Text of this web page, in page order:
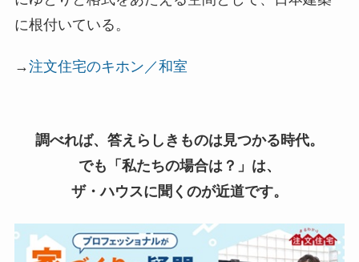
に根付いている。
→注文住宅のキホン／和室
調べれば、答えらしきものは見つかる時代。
でも「私たちの場合は？」は、
ザ・ハウスに聞くのが近道です。